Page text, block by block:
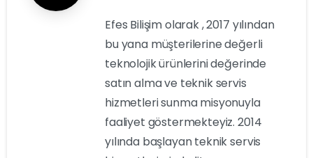
Efes Bilişim olarak , 2017 yılından
bu yana müşterilerine değerli
teknolojik ürünlerini değerinde
satın alma ve teknik servis
hizmetleri sunma misyonuyla
faaliyet göstermekteyiz. 2014
yılında başlayan teknik servis